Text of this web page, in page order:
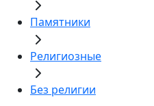
Памятники
Религиозные
Без религии